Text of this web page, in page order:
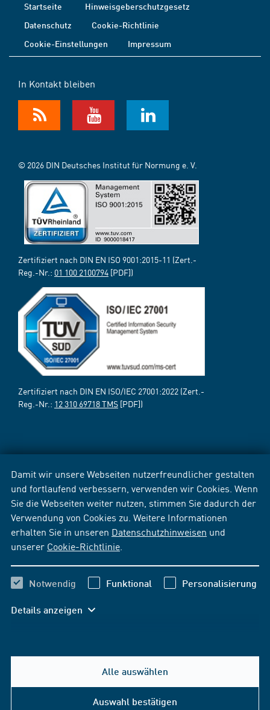
Damit wir unsere Webseiten nutzerfreundlicher gestalten
und fortlaufend verbessern, verwenden wir Cookies. Wenn
Sie die Webseiten weiter nutzen, stimmen Sie dadurch der
Verwendung von Cookies zu. Weitere Informationen
erhalten Sie in unseren Datenschutzhinweisen und
unserer Cookie-Richtlinie
Notwendig Funktional Personalisierung
Details anzeigen
Alle auswählen
Auswahl bestätigen
Startseite
Hinweisgeberschutzgesetz
Datenschutz
Cookie-Richtlinie
Cookie-Einstellungen
Impressum
In Kontakt bleiben
© 2026 DIN Deutsches Institut für Normung e. V.
Zertifiziert nach DIN EN ISO 9001:2015-11 (Zert.-
Reg.-Nr.: 01 100 2100794 [PDF])
Zertifiziert nach DIN EN ISO/IEC 27001:2022 (Zert.-
Reg.-Nr.: 12 310 69718 TMS [PDF])